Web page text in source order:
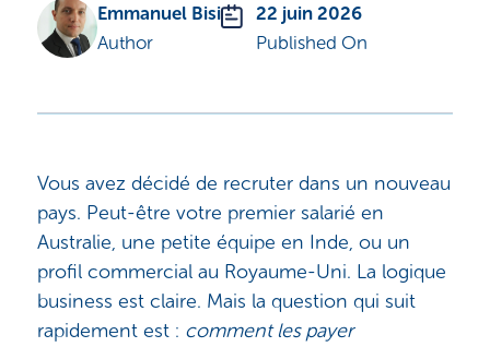
Emmanuel Bisi
Author
22 juin 2026
Published On
Vous avez décidé de recruter dans un nouveau
pays. Peut-être votre premier salarié en
Australie, une petite équipe en Inde, ou un
profil commercial au Royaume-Uni. La logique
business est claire. Mais la question qui suit
rapidement est : comment les payer